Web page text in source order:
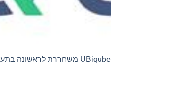
UBiqube משחררת לראשונה בתעשייה את SASE Map עם מבט מקיף על ארכיטקטורת הענן של SASE